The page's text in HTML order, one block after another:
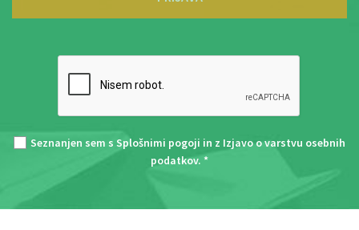
Seznanjen sem s Splošnimi pogoji in z Izjavo o varstvu osebnih
podatkov. *